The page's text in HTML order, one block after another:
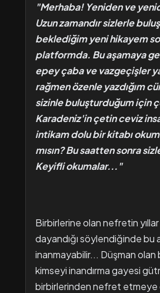
"Merhaba! Yeniden ve
Uzun zamandır sizlerle
beklediğim yeni hikayem
platformda. Bu aşamaya
epey çaba ve vazgeçişler
rağmen özenle yazdığım
sizinle buluşturduğum için
Karadeniz'in çetin ceviz
intikam dolu bir kitabı
mısın? Bu saatten sonra
Keyifli okumalar..."
Birbirlerine olan nefretin
dayandığı söylendiğinde bu
inanmayabilir... Düşman olan
kimseyi inandırma gayesi
birbirlerinden nefret etmeye